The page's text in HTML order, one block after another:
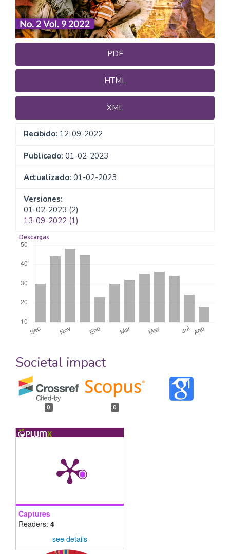
PDF
HTML
XML
Recibido: 12-09-2022
Publicado: 01-02-2023
Actualizado: 01-02-2023
Versiones:
01-02-2023 (2)
13-09-2022 (1)
Descargas
Societal impact
0 0
Captures
Readers: 4
see details